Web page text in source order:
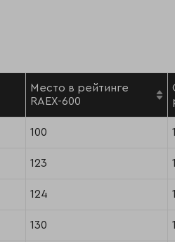
Место в рейтинге
RAEX-600
100
123
124
130